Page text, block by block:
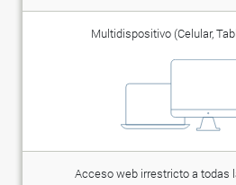
Multidispositivo (Celular,
Acceso web irrestricto a todas